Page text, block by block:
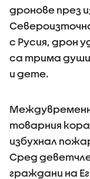
дронове през
с Русия, дрон
са трима
и дете.
товарния
избухнал
Сред
граждани на